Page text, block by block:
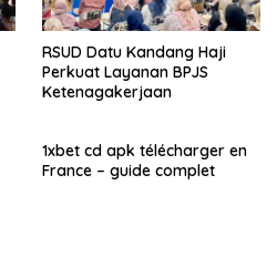
RSUD Datu Kandang Haji
Perkuat Layanan BPJS
Ketenagakerjaan
1xbet cd apk télécharger en
France – guide complet